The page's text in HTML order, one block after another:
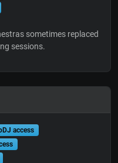
sometimes replaced
sessions.
access